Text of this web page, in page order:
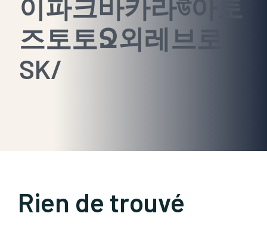
이파크바카라উ아토
즈토토Ջ외레브로
SK/
Rien de trouvé